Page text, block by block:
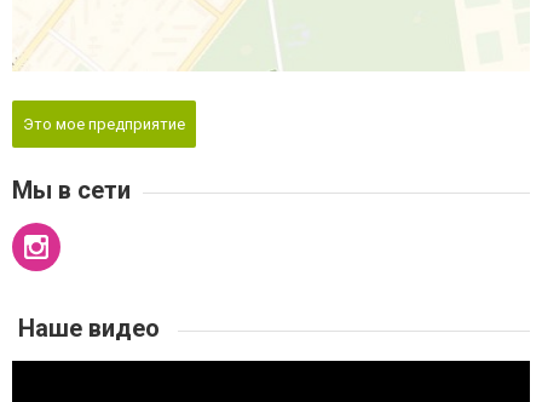
Это мое предприятие
Мы в сети
Наше видео